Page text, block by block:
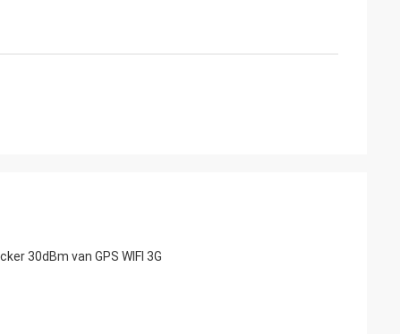
30dBm van GPS WIFI 3G